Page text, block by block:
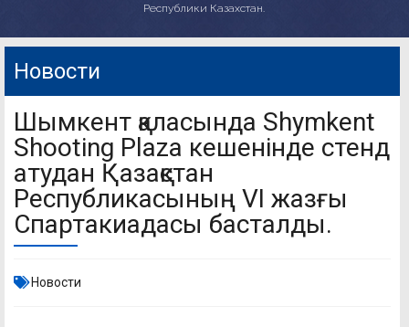
Республики Казахстан.
Новости
Шымкент қаласында Shymkent
Shooting Plaza кешенінде стенд
атудан Қазақстан
Республикасының VI жазғы
Спартакиадасы басталды.
Новости